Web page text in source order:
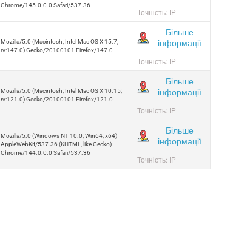
Chrome/145.0.0.0 Safari/537.36
Точність: IP
Mozilla/5.0 (Macintosh; Intel Mac OS X 15.7;
rv:147.0) Gecko/20100101 Firefox/147.0
Більше
інформації
Точність: IP
Mozilla/5.0 (Macintosh; Intel Mac OS X 10.15;
rv:121.0) Gecko/20100101 Firefox/121.0
Більше
інформації
Точність: IP
Mozilla/5.0 (Windows NT 10.0; Win64; x64)
AppleWebKit/537.36 (KHTML, like Gecko)
Chrome/144.0.0.0 Safari/537.36
Більше
інформації
Точність: IP